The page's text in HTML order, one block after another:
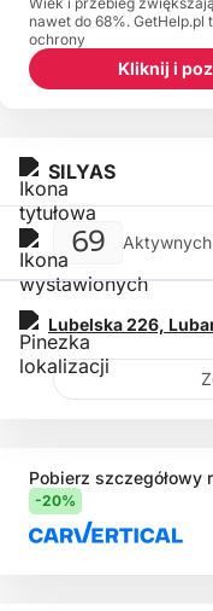
Pobierz
-20%
SILYAS
69
Lubelska 226,
nawet do 68%. GetHelp.pl
ochrony
Kliknij i